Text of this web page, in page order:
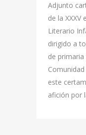
Adjunto
de la XXXV
Literario
dirigido a
de primaria
este
afición por